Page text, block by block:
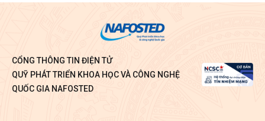
CỔNG THÔNG TIN ĐIỆN TỬ
QUỸ PHÁT TRIỂN KHOA HỌC VÀ CÔNG NGHỆ
QUỐC GIA NAFOSTED